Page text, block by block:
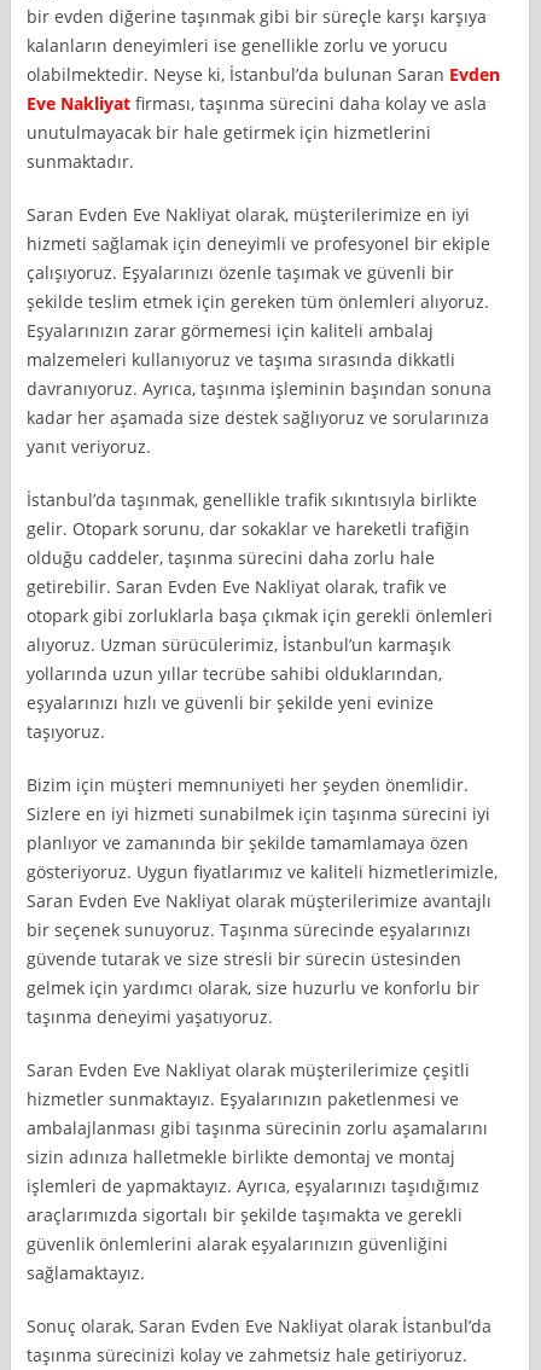
bir evden diğerine taşınmak gibi bir süreçle karşı karşıya
kalanların deneyimleri ise genellikle zorlu ve yorucu
olabilmektedir. Neyse ki, İstanbul’da bulunan Saran Evden
Eve Nakliyat firması, taşınma sürecini daha kolay ve asla
unutulmayacak bir hale getirmek için hizmetlerini
sunmaktadır.
Saran Evden Eve Nakliyat olarak, müşterilerimize en iyi
hizmeti sağlamak için deneyimli ve profesyonel bir ekiple
çalışıyoruz. Eşyalarınızı özenle taşımak ve güvenli bir
şekilde teslim etmek için gereken tüm önlemleri alıyoruz.
Eşyalarınızın zarar görmemesi için kaliteli ambalaj
malzemeleri kullanıyoruz ve taşıma sırasında dikkatli
davranıyoruz. Ayrıca, taşınma işleminin başından sonuna
kadar her aşamada size destek sağlıyoruz ve sorularınıza
yanıt veriyoruz.
İstanbul’da taşınmak, genellikle trafik sıkıntısıyla birlikte
gelir. Otopark sorunu, dar sokaklar ve hareketli trafiğin
olduğu caddeler, taşınma sürecini daha zorlu hale
getirebilir. Saran Evden Eve Nakliyat olarak, trafik ve
otopark gibi zorluklarla başa çıkmak için gerekli önlemleri
alıyoruz. Uzman sürücülerimiz, İstanbul’un karmaşık
yollarında uzun yıllar tecrübe sahibi olduklarından,
eşyalarınızı hızlı ve güvenli bir şekilde yeni evinize
taşıyoruz.
Bizim için müşteri memnuniyeti her şeyden önemlidir.
Sizlere en iyi hizmeti sunabilmek için taşınma sürecini iyi
planlıyor ve zamanında bir şekilde tamamlamaya özen
gösteriyoruz. Uygun fiyatlarımız ve kaliteli hizmetlerimizle,
Saran Evden Eve Nakliyat olarak müşterilerimize avantajlı
bir seçenek sunuyoruz. Taşınma sürecinde eşyalarınızı
güvende tutarak ve size stresli bir sürecin üstesinden
gelmek için yardımcı olarak, size huzurlu ve konforlu bir
taşınma deneyimi yaşatıyoruz.
Saran Evden Eve Nakliyat olarak müşterilerimize çeşitli
hizmetler sunmaktayız. Eşyalarınızın paketlenmesi ve
ambalajlanması gibi taşınma sürecinin zorlu aşamalarını
sizin adınıza halletmekle birlikte demontaj ve montaj
işlemleri de yapmaktayız. Ayrıca, eşyalarınızı taşıdığımız
araçlarımızda sigortalı bir şekilde taşımakta ve gerekli
güvenlik önlemlerini alarak eşyalarınızın güvenliğini
sağlamaktayız.
Sonuç olarak, Saran Evden Eve Nakliyat olarak İstanbul’da
taşınma sürecinizi kolay ve zahmetsiz hale getiriyoruz.